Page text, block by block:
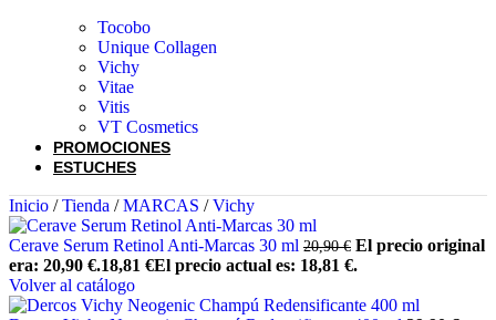
Tocobo
Unique Collagen
Vichy
Vitae
Vitis
VT Cosmetics
PROMOCIONES
ESTUCHES
Inicio / Tienda / MARCAS / Vichy
Cerave Serum Retinol Anti-Marcas 30 ml 20,90€ El precio original
era: 20,90 €.18,81 €El precio actual es: 18,81 €.
Volver al catálogo